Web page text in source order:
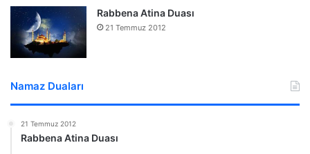
Rabbena Atina Duası
21 Temmuz 2012
Namaz Duaları
21 Temmuz 2012
Rabbena Atina Duası